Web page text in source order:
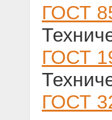
ГОСТ
ГОСТ
ГОСТ